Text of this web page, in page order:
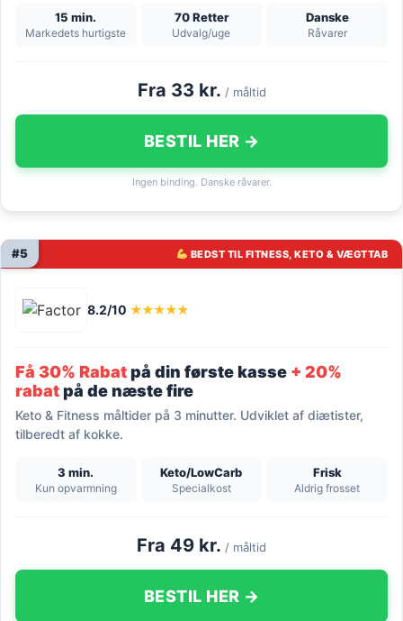
15 min.
Markedets hurtigste
70 Retter
Udvalg/uge
Danske
Råvarer
Fra 33 kr. / måltid
BESTIL HER →
Ingen binding. Danske råvarer.
BEDST TIL FITNESS, KETO & VÆGTTAB
#5
8.2/10 ★★★★★
Få 30% Rabatpå din første kasse + 20%
rabatpå de næste fire
Keto & Fitness måltider på 3 minutter. Udviklet af diætister,
tilberedt af kokke.
3 min.
Kun opvarmning
Keto/LowCarb
Specialkost
Frisk
Aldrig frosset
Fra 49 kr. / måltid
BESTIL HER →